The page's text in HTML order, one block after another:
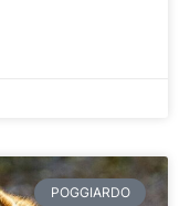
POGGIARDO